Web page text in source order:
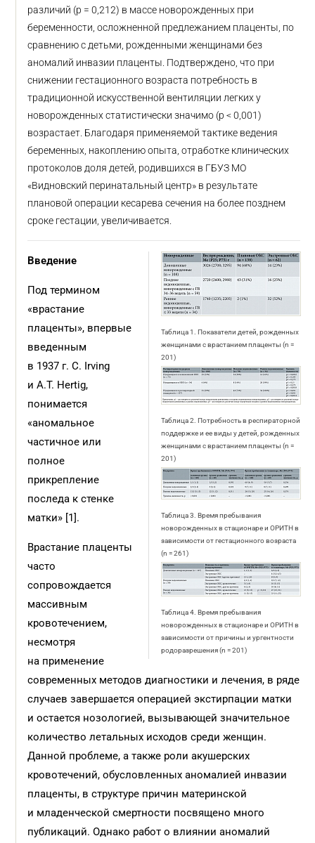
различий (р = 0,212) в массе новорожденных при
беременности, осложненной предлежанием плаценты, по
сравнению с детьми, рожденными женщинами без
аномалий инвазии плаценты. Подтверждено, что при
снижении гестационного возраста потребность в
традиционной искусственной вентиляции легких у
новорожденных статистически значимо (р < 0,001)
возрастает. Благодаря применяемой тактике ведения
беременных, накоплению опыта, отработке клинических
протоколов доля детей, родившихся в ГБУЗ МО
«Видновский перинатальный центр» в результате
плановой операции кесарева сечения на более позднем
сроке гестации, увеличивается.
Таблица 1. Показатели детей, рожденных
женщинами с врастанием плаценты (n =
201)
Таблица 2. Потребность в респираторной
поддержке и ее виды у детей, рожденных
женщинами с врастанием плаценты (n =
201)
Таблица 3. Время пребывания
новорожденных в стационаре и ОРИТН в
зависимости от гестационного возраста
(n = 261)
Таблица 4. Время пребывания
новорожденных в стационаре и ОРИТН в
зависимости от причины и ургентности
родоразрешения (n = 201)
Введение
Под термином
«врастание
плаценты», впервые
введенным
в 1937 г. C. Irving
и A.T. Hertig,
понимается
«аномальное
частичное или
полное
прикрепление
последа к стенке
матки» [1].
Врастание плаценты
часто
сопровождается
массивным
кровотечением,
несмотря
на применение
современных методов диагностики и лечения, в ряде
случаев завершается операцией экстирпации матки
и остается нозологией, вызывающей значительное
количество летальных исходов среди женщин.
Данной проблеме, а также роли акушерских
кровотечений, обусловленных аномалией инвазии
плаценты, в структуре причин материнской
и младенческой смертности посвящено много
публикаций. Однако работ о влиянии аномалий